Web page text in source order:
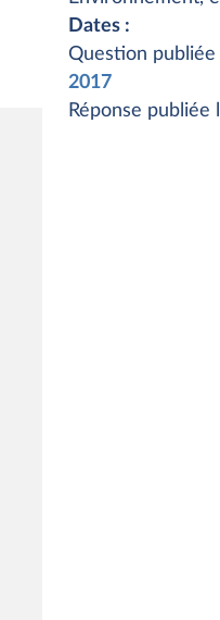
Dates :
Question publiée
2017
Réponse publiée